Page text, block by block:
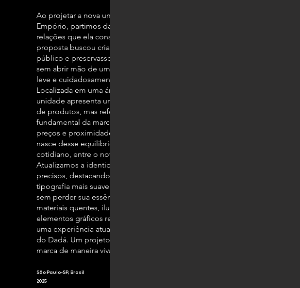
Ao projetar a nova unidade premium do Dadá
Empório, partimos da origem da marca e das
relações que ela construiu ao longo do tempo. A
proposta buscou criar um espaço que acolhesse o
público e preservasse a memória afetiva do Dadá,
sem abrir mão de uma linguagem contemporânea,
leve e cuidadosamente refinada.
Localizada em uma área nobre da cidade, a
unidade apresenta uma curadoria mais exclusiva
de produtos, mas reforça um princípio
fundamental da marca: manter a tradição de bons
preços e proximidade com o cliente. O projeto
nasce desse equilíbrio, entre o premium e o
cotidiano, entre o novo e o familiar.
Atualizamos a identidade visual com ajustes
precisos, destacando bordas arredondadas,
tipografia mais suave e um logo reinterpretado
sem perder sua essência. No espaço físico,
materiais quentes, iluminação acolhedora e
elementos gráficos reposicionados constroem
uma experiência atual, afetiva e alinhada ao DNA
do Dadá. Um projeto que traduz a trajetória da
marca de maneira viva e contemporânea.
São Paulo-SP, Brasil
2025